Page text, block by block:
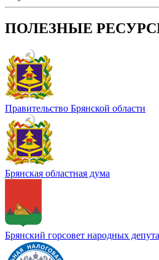
ПОЛЕЗНЫЕ
Правительство Брянской области
Брянская областная дума
Брянский горсовет народных